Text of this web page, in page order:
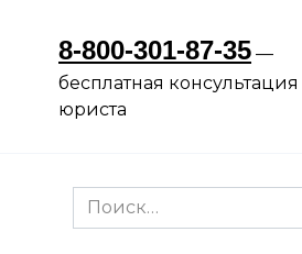
8-800-301-87-35 —
бесплатная консультация
юриста
Search
for: